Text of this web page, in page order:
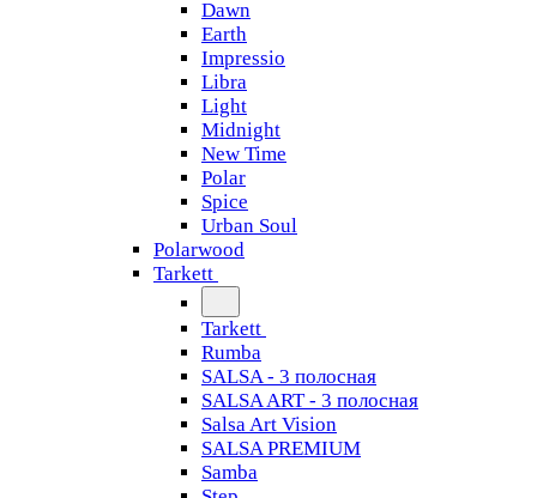
Dawn
Earth
Impressio
Libra
Light
Midnight
New Time
Polar
Spice
Urban Soul
Polarwood
Tarkett
Tarkett
Rumba
SALSA - 3 полосная
SALSA ART - 3 полосная
Salsa Art Vision
SALSA PREMIUM
Samba